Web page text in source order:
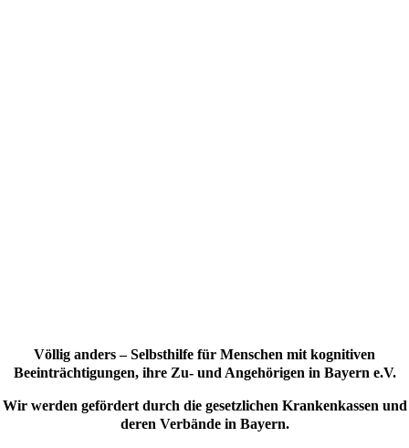
Völlig anders – Selbsthilfe für Menschen mit kognitiven
Beeinträchtigungen, ihre Zu- und Angehörigen in Bayern e.V.
Wir werden gefördert durch die gesetzlichen Krankenkassen und
deren Verbände in Bayern.